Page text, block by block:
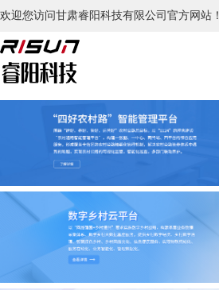
欢迎您访问甘肃睿阳科技有限公司官方网站！